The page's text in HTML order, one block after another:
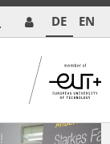
DE EN